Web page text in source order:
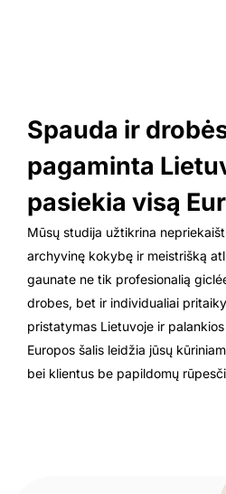
Spauda ir
pagaminta
pasiekia visą
Mūsų studija užtikrina
archyvinę kokybę ir meistrišką
gaunate ne tik profesionalią
drobes, bet ir individualiai
pristatymas Lietuvoje ir
Europos šalis leidžia jūsų
bei klientus be papildomų